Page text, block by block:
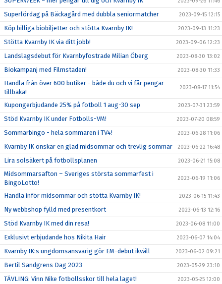
Superlördag på Bäckagård med dubbla seniormatcher 2023-09-15 12:15
Köp billiga biobiljetter och stötta Kvarnby IK! 2023-09-13 11:23
Stötta Kvarnby IK via ditt jobb! 2023-09-06 12:23
Landslagsdebut för Kvarnbyfostrade Milian Öberg 2023-08-30 13:02
Biokampanj med Filmstaden! 2023-08-30 11:33
Handla från över 600 butiker - både du och vi får pengar
tillbaka!
2023-08-17 11:54
Kupongerbjudande 25% på fotboll 1 aug-30 sep 2023-07-31 23:59
Stöd Kvarnby IK under Fotbolls-VM! 2023-07-20 08:59
Sommarbingo - hela sommaren i TV4! 2023-06-28 11:06
Kvarnby IK önskar en glad midsommar och trevlig sommar 2023-06-22 16:48
Lira solsäkert på fotbollsplanen 2023-06-21 15:08
Midsommarsafton – Sveriges största sommarfest i
BingoLotto!
2023-06-19 11:06
Handla inför midsommar och stötta Kvarnby IK! 2023-06-15 11:43
Ny webbshop fylld med presentkort 2023-06-13 12:16
Stöd Kvarnby IK med din resa! 2023-06-08 11:00
Exklusivt erbjudande hos Nikita Hair 2023-06-07 14:04
Kvarnby IK:s ungdomsansvarig gör EM-debut ikväll 2023-06-02 09:21
Bertil Sandgrens Dag 2023 2023-05-29 23:10
TÄVLING: Vinn Nike fotbollsskor till hela laget! 2023-05-25 12:00